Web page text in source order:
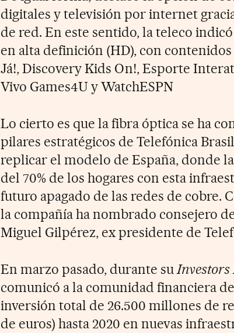
digitales y televisión por internet
de red. En este sentido, la teleco
en alta definición (HD), con
Já!, Discovery Kids On!, Esporte
Vivo Games4U y WatchESPN
Lo cierto es que la fibra óptica se ha
pilares estratégicos de Telefónica
replicar el modelo de España, donde
del 70% de los hogares con esta
futuro apagado de las redes de cobre.
la compañía ha nombrado consejero
Miguel Gilpérez, ex presidente de
En marzo pasado, durante suInvestors
comunicó a la comunidad financiera
inversión total de 26.500 millones de
de euros) hasta 2020 en nuevas